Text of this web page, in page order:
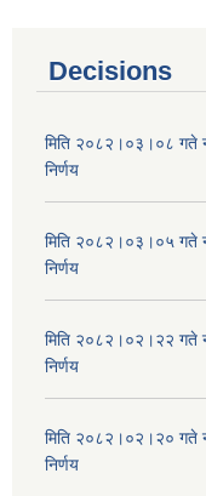
Decisions
मिति २०८२।०३।०८ गते
निर्णय
मिति २०८२।०३।०५ गते
निर्णय
मिति २०८२।०२।२२ गते
निर्णय
मिति २०८२।०२।२० गते
निर्णय